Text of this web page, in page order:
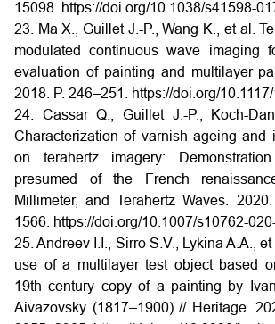
15098. https://doi.org/10.1038/s41598-
23. Ma X., Guillet J.-P., Wang K., et al.
modulated continuous wave imaging
evaluation of painting and multilayer
2018. P. 246–251. https://doi.org/
24. Cassar Q., Guillet J.-P., Koch-
Characterization of varnish ageing and
on terahertz imagery:
presumed of the French
Millimeter, and Terahertz Waves.
1566. https://doi.org/10.1007/s10762-
25. Andreev I.I., Sirro S.V., Lykina A.A.,
use of a multilayer test object based
19th century copy of a painting by
Aivazovsky (1817–1900) // Heritage.